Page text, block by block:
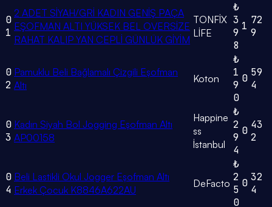
0
1
2 ADET SİYAH/GRİ KADIN GENİŞ PAÇA
EŞOFMAN ALTI YÜKSEK BEL OVERSİZE
RAHAT KALIP YAN CEPLİ GÜNLÜK GİYİM
TONFİX
LİFE
₺
3
9
8
1 72
9
0
2
Pamuklu Beli Bağlamalı Çizgili Eşofman
Altı
Koton
₺
1
9
0
0 59
4
0
3
Kadın Siyah Bol Jogging Eşofman Altı
AP00158
Happine
ss
İstanbul
₺
2
9
4
0 43
2
0
4
Beli Lastikli Okul Jogger Eşofman Altı
Erkek Çocuk K8846A622AU
DeFacto
₺
2
5
0
0 32
4